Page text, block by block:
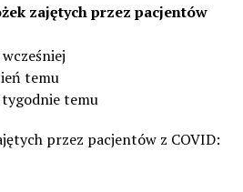
zajętych przez pacjentów
temu
tygodnie temu
przez pacjentów z COVID: